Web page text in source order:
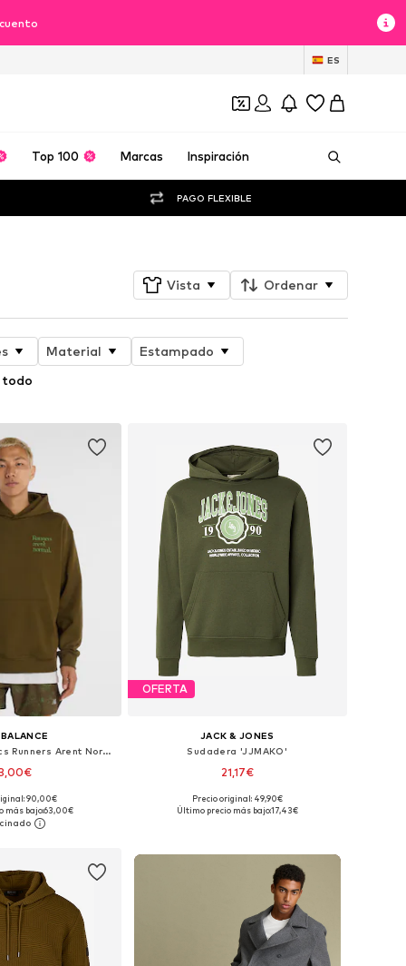
ES
Top 100 Marcas Inspiración
PAGO FLEXIBLE
Vista Ordenar
Material
Estampado
todo
Sudadera 'Athletics Runners Arent Normal'
XS, S, M, L, XL
a la cesta
90,00€
más bajo:63,00€
OFERTA
JACK & JONES
Sudadera 'JJMAKO'
21,17€
Tallas disponibles: S, M, L
Precio original: 49,90€
Último precio más bajo:17,43€